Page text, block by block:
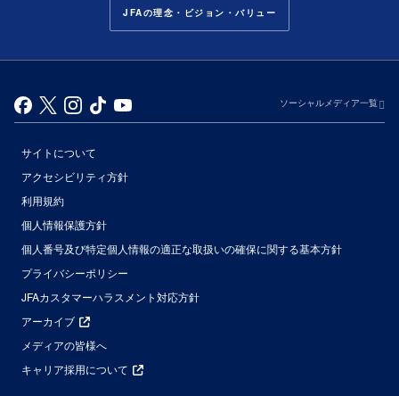
JFAの理念・ビジョン・バリュー
ソーシャルメディア一覧
サイトについて
アクセシビリティ方針
利用規約
個人情報保護方針
個人番号及び特定個人情報の適正な取扱いの確保に関する基本方針
プライバシーポリシー
JFAカスタマーハラスメント対応方針
アーカイブ
メディアの皆様へ
キャリア採用について